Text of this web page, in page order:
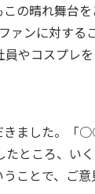
の晴れ舞台
ァンに対する
やコスプレ
きました。「
ところ、い
ことで、ご